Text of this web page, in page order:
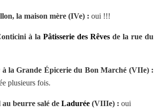
la maison mère (IVe) : oui !!!
à la Pâtisserie des Rêves de la rue du
la Grande Épicerie du Bon Marché (VIIe) :
plusieurs fois.
beurre salé de Ladurée (VIIIe) : oui